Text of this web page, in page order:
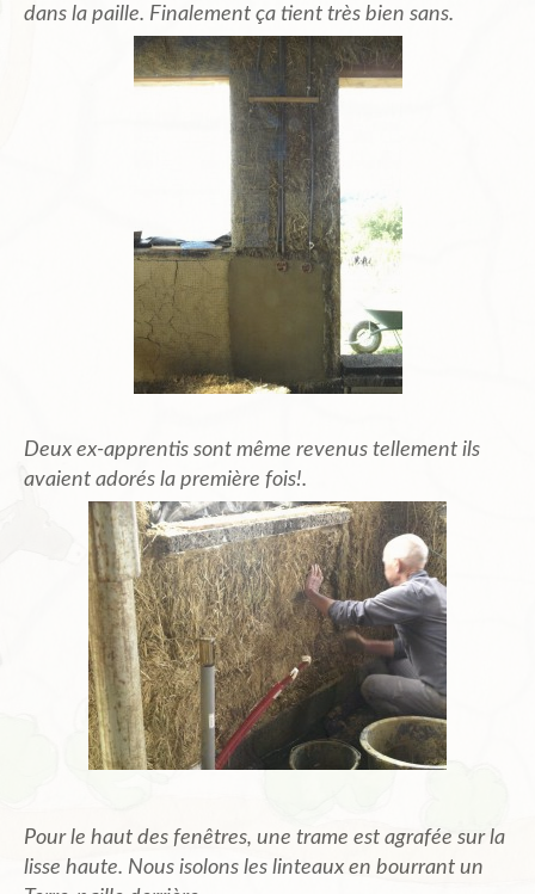
dans la paille. Finalement ça tient très bien sans.
Deux ex-apprentis sont même revenus tellement ils
avaient adorés la première fois!.
Pour le haut des fenêtres, une trame est agrafée sur la
lisse haute. Nous isolons les linteaux en bourrant un